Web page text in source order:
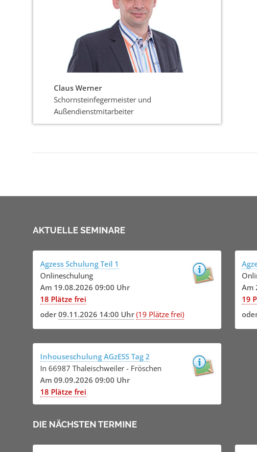
Claus Werner
Schornsteinfegermeister und
Außendienstmitarbeiter
AKTUELLE SEMINARE
Agzess Schulung Teil 1
Onlineschulung
Am 19.08.2026 09:00 Uhr
18 Plätze frei
oder09.11.2026 14:00 Uhr (19 Plätze frei)
Am
19
Inhouseschulung AGzESS Tag 2
In 66987 Thaleischweiler - Fröschen
Am 09.09.2026 09:00 Uhr
18 Plätze frei
DIE NÄCHSTEN TERMINE